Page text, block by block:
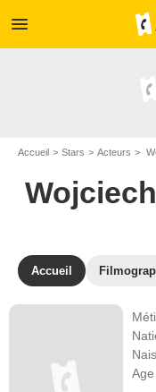
menu
Accueil Stars Acteurs
Accueil